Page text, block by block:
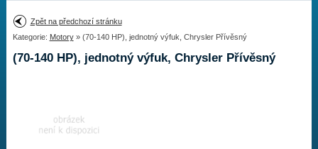
Provedení:
Výrobce:
Najít vrtuli
Zpět na předchozí stránku
Kategorie: Motory» (70-140 HP), jednotný výfuk, Chrysler Přívěsný
(70-140 HP), jednotný výfuk, Chrysler Přívěsný